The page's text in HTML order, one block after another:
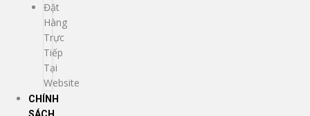
Đặt
Hàng
Trực
Tiếp
Tại
Website
CHÍNH
SÁCH